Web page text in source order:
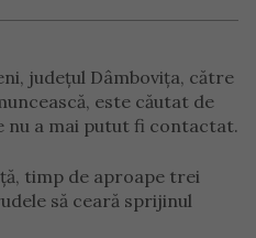
județul Dâmbovița, către
este căutat de
nu a mai putut fi contactat.
timp de aproape trei
să ceară sprijinul